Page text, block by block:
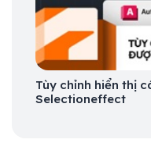
Tùy chỉnh hiển thị
Selectioneffect